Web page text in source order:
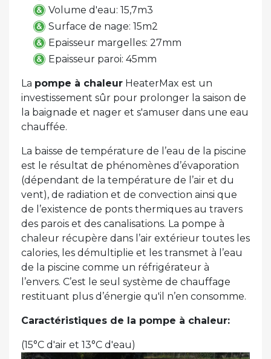
Volume d'eau: 15,7m3
Surface de nage: 15m2
Epaisseur margelles: 27mm
Epaisseur paroi: 45mm
La pompe à chaleur HeaterMax est un
investissement sûr pour prolonger la saison de
la baignade et nager et s'amuser dans une eau
chauffée.
La baisse de température de l’eau de la piscine
est le résultat de phénomènes d’évaporation
(dépendant de la température de l’air et du
vent), de radiation et de convection ainsi que
de l’existence de ponts thermiques au travers
des parois et des canalisations. La pompe à
chaleur récupère dans l’air extérieur toutes les
calories, les démultiplie et les transmet à l’eau
de la piscine comme un réfrigérateur à
l’envers. C’est le seul système de chauffage
restituant plus d’énergie qu'il n’en consomme.
Caractéristiques de la pompe à chaleur:
(15°C d'air et 13°C d'eau)